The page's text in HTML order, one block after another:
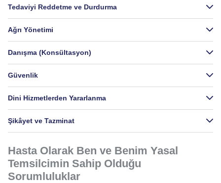
Tedaviyi Reddetme ve Durdurma
Ağrı Yönetimi
Danışma (Konsültasyon)
Güvenlik
Dini Hizmetlerden Yararlanma
Şikâyet ve Tazminat
Hasta Olarak Ben ve Benim Yasal
Temsilcimin Sahip Olduğu
Sorumluluklar